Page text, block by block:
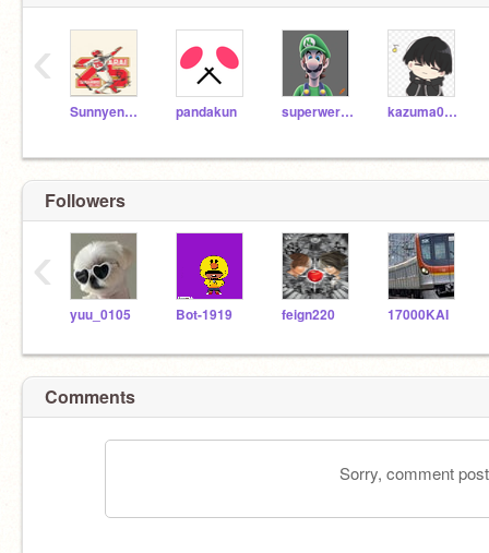
Sunnyenglish pandakun superwerdluigi678 kazuma0210
‹
Followers
yuu_0105 Bot-1919 feign220 17000KAI
‹
Comments
Sorry, comment